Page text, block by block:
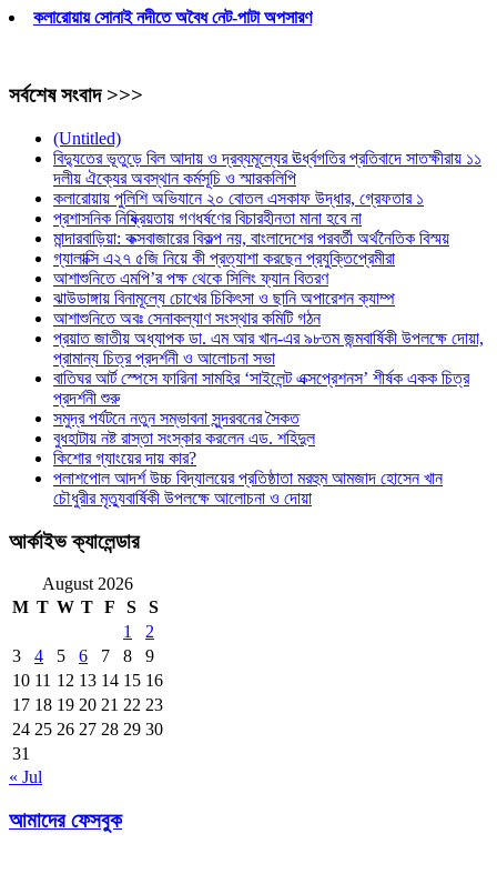
কলারোয়ায় সোনাই নদীতে অবৈধ নেট-পাটা অপসারণ
সর্বশেষ সংবাদ >>>
(Untitled)
বিদ্যুতের ভূতুড়ে বিল আদায় ও দ্রব্যমূল্যের ঊর্ধ্বগতির প্রতিবাদে সাতক্ষীরায় ১১
দলীয় ঐক্যের অবস্থান কর্মসূচি ও স্মারকলিপি
কলারোয়ায় পুলিশি অভিযানে ২০ বোতল এসকাফ উদ্ধার, গ্রেফতার ১
প্রশাসনিক নিষ্ক্রিয়তায় গণধর্ষণের বিচারহীনতা মানা হবে না
মান্দারবাড়িয়া: কক্সবাজারের বিকল্প নয়, বাংলাদেশের পরবর্তী অর্থনৈতিক বিস্ময়
গ্যালাক্সি এ২৭ ৫জি নিয়ে কী প্রত্যাশা করছেন প্রযুক্তিপ্রেমীরা
আশাশুনিতে এমপি’র পক্ষ থেকে সিলিং ফ্যান বিতরণ
ঝাউডাঙ্গায় বিনামূল্যে চোখের চিকিৎসা ও ছানি অপারেশন ক্যাম্প
আশাশুনিতে অবঃ সেনাকল্যাণ সংস্থার কমিটি গঠন
প্রয়াত জাতীয় অধ্যাপক ডা. এম আর খান-এর ৯৮তম জন্মবার্ষিকী উপলক্ষে দোয়া,
প্রামান্য চিত্র প্রদর্শনী ও আলোচনা সভা
বাতিঘর আর্ট স্পেসে ফারিনা সামহির ‘সাইলেন্ট এক্সপ্রেশনস’ শীর্ষক একক চিত্র
প্রদর্শনী শুরু
সমুদ্র পর্যটনে নতুন সম্ভাবনা সুন্দরবনের সৈকত
বুধহাটায় নষ্ট রাস্তা সংস্কার করলেন এড. শহিদুল
কিশোর গ্যাংয়ের দায় কার?
পলাশপোল আদর্শ উচ্চ বিদ্যালয়ের প্রতিষ্ঠাতা মরহুম আমজাদ হোসেন খান
চৌধুরীর মৃত্যুবার্ষিকী উপলক্ষে আলোচনা ও দোয়া
আর্কাইভ ক্যালেন্ডার
August 2026
M T W T F S
S
1
2
3
4 5 6 7 8
9
10 11 12 13 14 15 16
17 18 19 20 21 22 23
24 25 26 27 28 29 30
31
« Jul
আমাদের ফেসবুক